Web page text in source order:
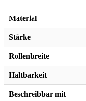
Material
Stärke
Rollenbreite
Haltbarkeit
Beschreibbar mit